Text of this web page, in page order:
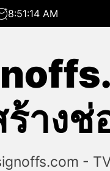
8:51:14 AM
ร้าง
-